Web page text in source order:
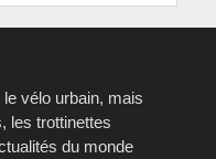
vélo urbain, mais
les trottinettes
du monde